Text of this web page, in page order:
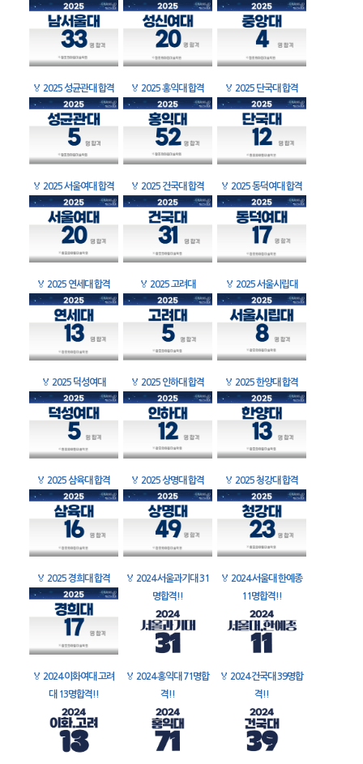
🏅 2025 성균관대 합격 🏅 2025 홍익대 합격 🏅 2025 단국대 합격
🏅 2025 서울여대 합격 🏅 2025 건국대 합격 🏅 2025 동덕여대 합격
🏅 2025 연세대 합격 🏅 2025 고려대 🏅 2025 서울시립대
🏅 2025 덕성여대 🏅 2025 인하대 합격 🏅 2025 한양대 합격
🏅 2025 삼육대 합격 🏅 2025 상명대 합격 🏅 2025 청강대 합격
🏅 2025 경희대 합격 🏅 2024 서울과기대 31
명합격!!
🏅 2024 서울대 한예종
11명합격!!
🏅 2024 이화여대 고려
대 13명합격!!
🏅 2024 홍익대 71명합
격!!
🏅 2024 건국대 39명합
격!!